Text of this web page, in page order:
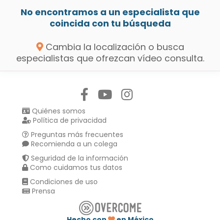
No encontramos a un especialista que
coincida con tu búsqueda
Cambia la localización o busca
especialistas que ofrezcan vídeo consulta.
Quiénes somos
Política de privacidad
Preguntas más frecuentes
Recomienda a un colega
Seguridad de la información
Como cuidamos tus datos
Condiciones de uso
Prensa